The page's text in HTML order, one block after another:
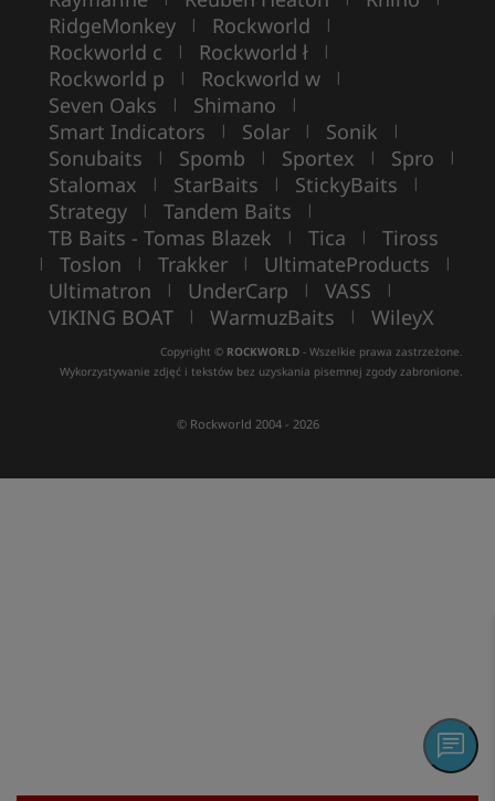
RidgeMonkey | Rockworld |
Rockworld c | Rockworld ł |
Rockworld p | Rockworld w |
Seven Oaks | Shimano |
Smart Indicators | Solar | Sonik |
Sonubaits | Spomb | Sportex | Spro |
Stalomax | StarBaits | StickyBaits |
Strategy | Tandem Baits |
TB Baits - Tomas Blazek | Tica | Tiross
| Toslon | Trakker | UltimateProducts |
Ultimatron | UnderCarp | VASS |
VIKING BOAT | WarmuzBaits | WileyX
Copyright © ROCKWORLD - Wszelkie prawa zastrzeżone.
Wykorzystywanie zdjęć i tekstów bez uzyskania pisemnej zgody zabronione.
© Rockworld 2004 - 2026